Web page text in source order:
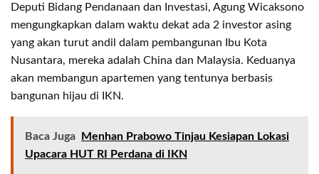
Deputi Bidang Pendanaan dan Investasi, Agung Wicaksono
mengungkapkan dalam waktu dekat ada 2 investor asing
yang akan turut andil dalam pembangunan Ibu Kota
Nusantara, mereka adalah China dan Malaysia. Keduanya
akan membangun apartemen yang tentunya berbasis
bangunan hijau di IKN.
Baca Juga
Menhan Prabowo Tinjau Kesiapan Lokasi
Upacara HUT RI Perdana di IKN